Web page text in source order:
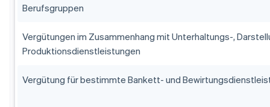
Berufsgruppen
Vergütungen im Zusammenhang mit Unterhaltungs-,
Produktionsdienstleistungen
Vergütung für bestimmte Bankett- und